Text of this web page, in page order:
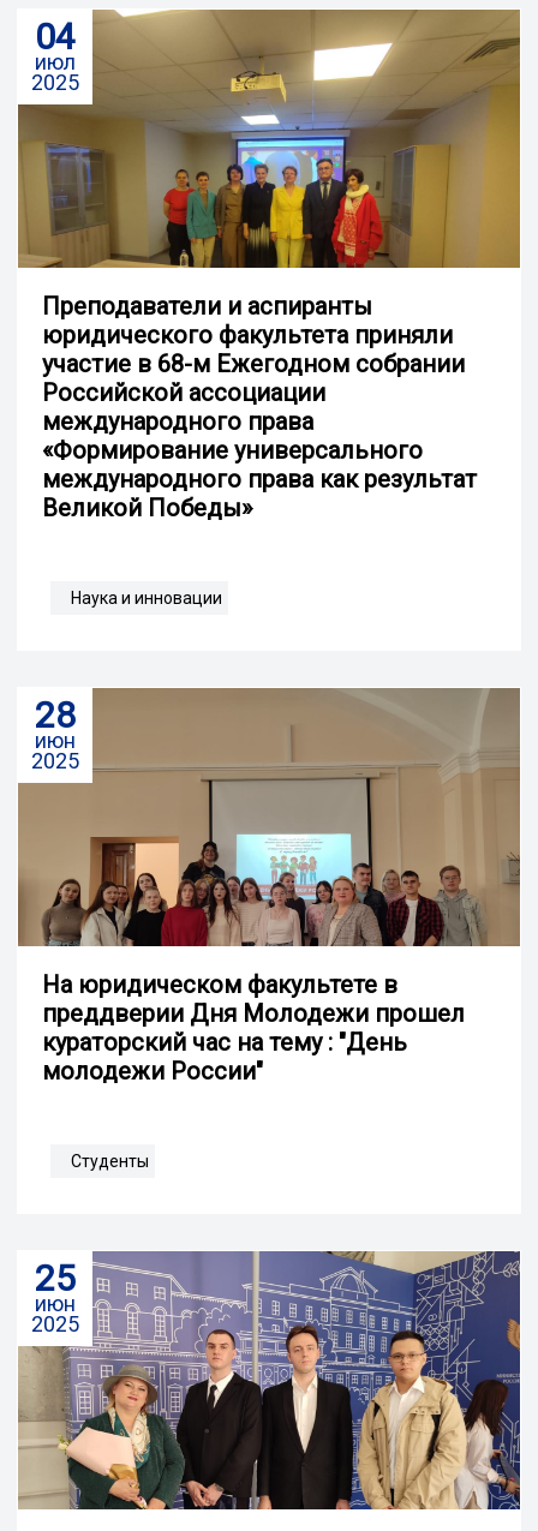
04
июл
2025
Преподаватели и аспиранты
юридического факультета приняли
участие в 68-м Ежегодном собрании
Российской ассоциации
международного права
«Формирование универсального
международного права как результат
Великой Победы»
Наука и инновации
28
июн
2025
На юридическом факультете в
преддверии Дня Молодежи прошел
кураторский час на тему : "День
молодежи России"
Студенты
25
июн
2025